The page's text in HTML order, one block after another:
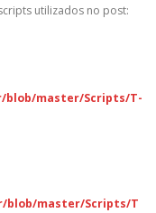
utilizados no post:
blob/master/Scripts/T-
blob/master/Scripts/T